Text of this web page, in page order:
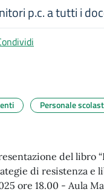
p.c. a tutti i
Personale
del libro
di resistenza e
ore 18.00 - Aula